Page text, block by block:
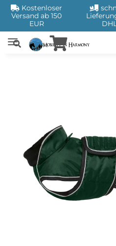
Kostenloser
Versand ab 150
EUR